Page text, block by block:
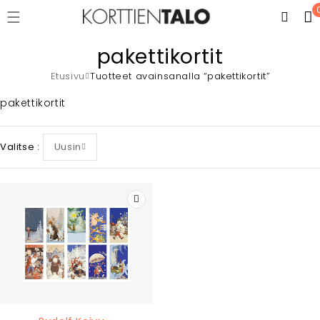
pakettikortit
Etusivu Tuotteet avainsanalla “pakettikortit”
pakettikortit
Valitse Uusin